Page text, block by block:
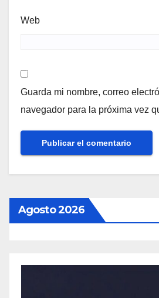
Web
Guarda mi nombre, correo
navegador para la próxima vez
Agosto 2026